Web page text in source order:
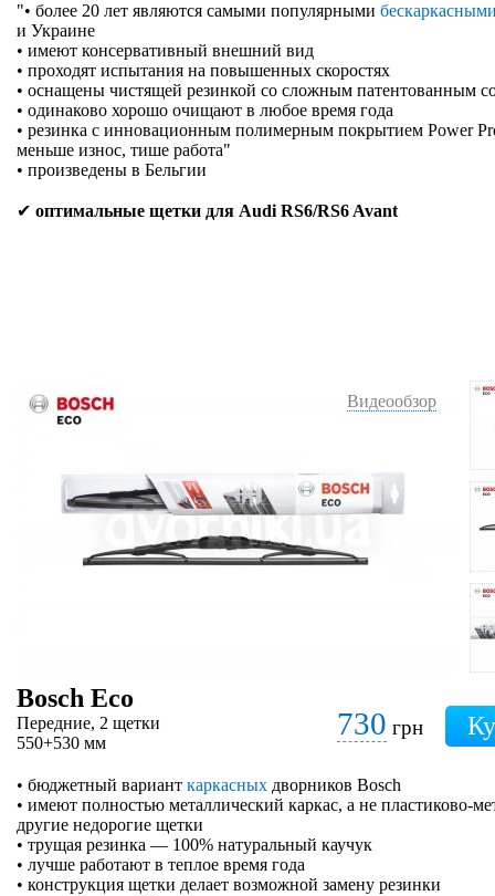
"• более 20 лет являются самыми популярными
и Украине
• имеют консервативный внешний вид
• проходят испытания на повышенных скоростях
• оснащены чистящей резинкой со сложным патентованным
• одинаково хорошо очищают в любое время года
• резинка с инновационным полимерным покрытием Power
меньше износ, тише работа"
• произведены в Бельгии
✔ оптимальные щетки для Audi RS6/RS6 Avant
Видеообзор
Bosch Eco
Передние, 2 щетки
550+530 мм
730 грн
• бюджетный вариант каркасных дворников Bosch
• имеют полностью металлический каркас, а не пластиково-
другие недорогие щетки
• трущая резинка — 100% натуральный каучук
• лучше работают в теплое время года
• конструкция щетки делает возможной замену резинки